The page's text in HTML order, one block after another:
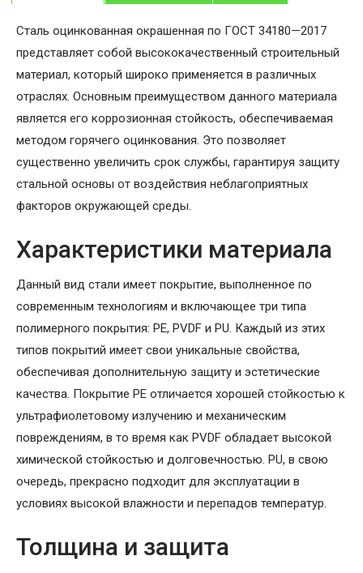
Сталь оцинкованная окрашенная по ГОСТ 34180—2017
представляет собой высококачественный строительный
материал, который широко применяется в различных
отраслях. Основным преимуществом данного материала
является его коррозионная стойкость, обеспечиваемая
методом горячего оцинкования. Это позволяет
существенно увеличить срок службы, гарантируя защиту
стальной основы от воздействия неблагоприятных
факторов окружающей среды.
Характеристики материала
Данный вид стали имеет покрытие, выполненное по
современным технологиям и включающее три типа
полимерного покрытия: PE, PVDF и PU. Каждый из этих
типов покрытий имеет свои уникальные свойства,
обеспечивая дополнительную защиту и эстетические
качества. Покрытие PE отличается хорошей стойкостью к
ультрафиолетовому излучению и механическим
повреждениям, в то время как PVDF обладает высокой
химической стойкостью и долговечностью. PU, в свою
очередь, прекрасно подходит для эксплуатации в
условиях высокой влажности и перепадов температур.
Толщина и защита